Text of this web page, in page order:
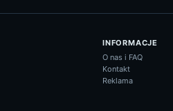
INFORMACJE
O nas i FAQ
Kontakt
Reklama